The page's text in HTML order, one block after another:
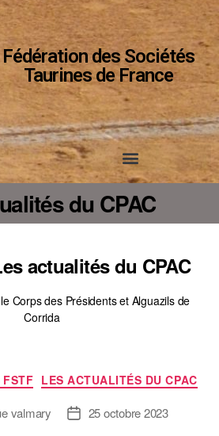
Fédération des Sociétés
Taurines de France
du CPAC
actualités du CPAC
Corps des Présidents et Alguazils de
Corrida
LES ACTUALITÉS DU CPAC
valmary 25 octobre 2023